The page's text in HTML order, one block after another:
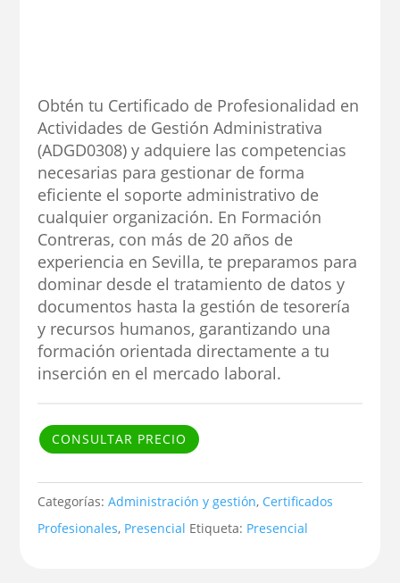
Obtén tu Certificado de Profesionalidad en
Actividades de Gestión Administrativa
(ADGD0308) y adquiere las competencias
necesarias para gestionar de forma
eficiente el soporte administrativo de
cualquier organización. En Formación
Contreras, con más de 20 años de
experiencia en Sevilla, te preparamos para
dominar desde el tratamiento de datos y
documentos hasta la gestión de tesorería
y recursos humanos, garantizando una
formación orientada directamente a tu
inserción en el mercado laboral.
CONSULTAR PRECIO
Categorías:Administración y gestión, Certificados
Profesionales, Presencial Etiqueta: Presencial